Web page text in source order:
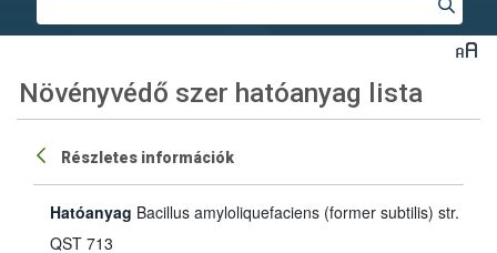
Növényvédő szer hatóanyag lista
Részletes információk
Hatóanyag
QST 713